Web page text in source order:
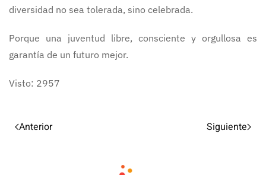
diversidad no sea tolerada, sino celebrada.
Porque una juventud libre, consciente y orgullosa es
garantía de un futuro mejor.
Visto: 2957
Anterior Siguiente